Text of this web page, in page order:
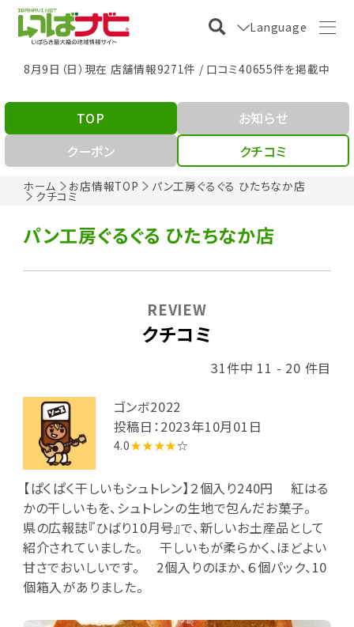
Language
8月9日（日）現在 店舗情報9271件 / 口コミ40655件を掲載中
ホーム お店情報TOP パン工房ぐるぐる ひたちなか店
クチコミ
TOP
お知らせ
クーポン
クチコミ
パン工房ぐるぐる ひたちなか店
クチコミ
REVIEW
31件中 11 - 20 件目
ゴンボ2022
投稿日：2023年10月01日
4.0★★★★☆
【ぱくぱく干しいもシュトレン】２個入り240円 紅はる
かの干しいもを、シュトレンの生地で包んだお菓子。
県の広報誌『ひばり10月号』で、新しいお土産品として
紹介されていました。 干しいもが柔らかく、ほどよい
甘さでおいしいです。 2個入りのほか、６個パック、10
個箱入がありました。